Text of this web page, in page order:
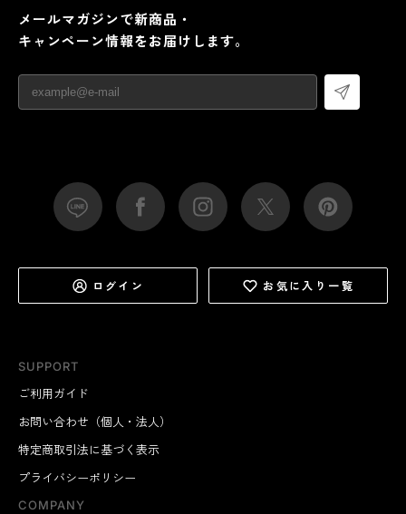
SUPPORT
ご利用ガイド
お問い合わせ（個人・法人）
特定商取引法に基づく表示
プライバシーポリシー
COMPANY
メールマガジンで新商品・
キャンペーン情報をお届けします。
ログイン お気に入り一覧